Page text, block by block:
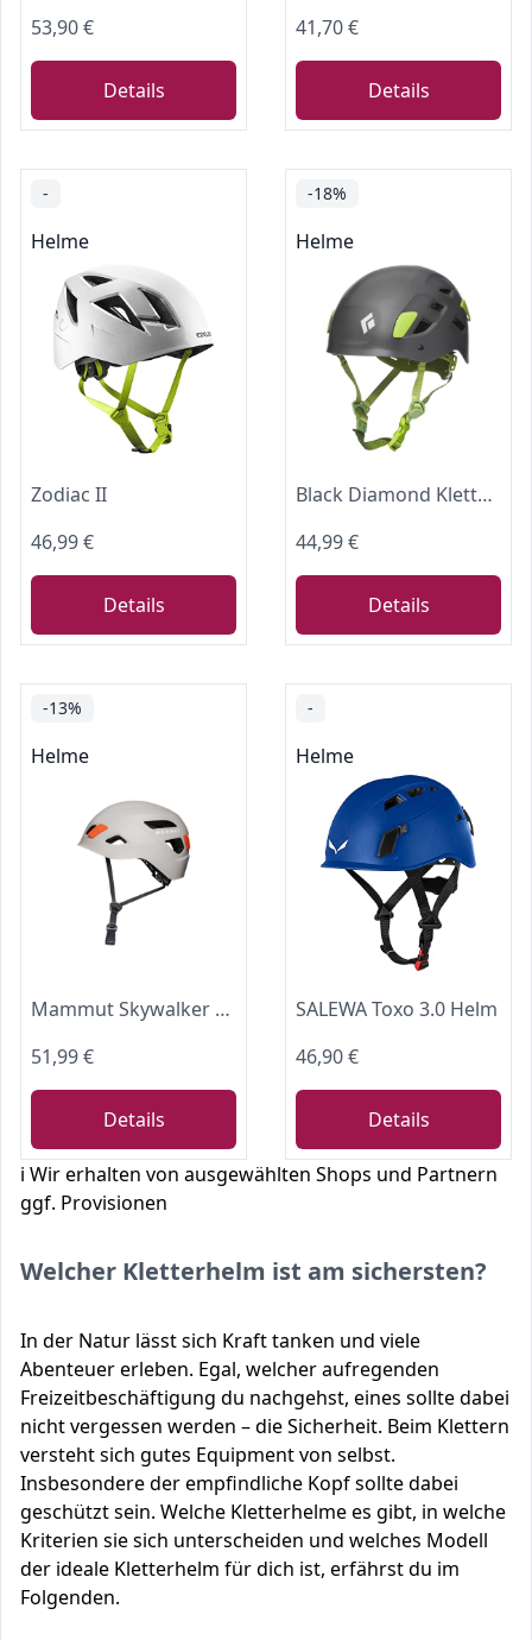
53,90 €
Details
41,70 €
Details
-
Helme
Zodiac II
46,99 €
Details
-18%
Helme
Black Diamond Kletterhelm Half Dome, Größe:M-L, Farbe:Slate
44,99 €
Details
-13%
Helme
Mammut Skywalker 3.0 Helmet | Kletterhelm für Damen und Herren, Ausrüstung für Bergsteiger | Grey, One Size
51,99 €
Details
-
Helme
SALEWA Toxo 3.0 Helm
46,90 €
Details
ℹ️ Wir erhalten von ausgewählten Shops und Partnern
ggf. Provisionen
Welcher Kletterhelm ist am sichersten?
In der Natur lässt sich Kraft tanken und viele
Abenteuer erleben. Egal, welcher aufregenden
Freizeitbeschäftigung du nachgehst, eines sollte dabei
nicht vergessen werden – die Sicherheit. Beim Klettern
versteht sich gutes Equipment von selbst.
Insbesondere der empfindliche Kopf sollte dabei
geschützt sein. Welche Kletterhelme es gibt, in welche
Kriterien sie sich unterscheiden und welches Modell
der ideale Kletterhelm für dich ist, erfährst du im
Folgenden.